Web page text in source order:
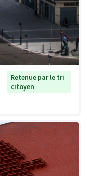
Retenue par le tri
citoyen